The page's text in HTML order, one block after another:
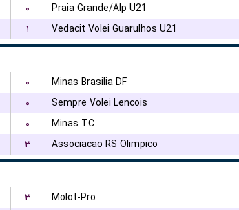
۰ Praia Grande/Alp U21
۱ Vedacit Volei Guarulhos U21
۰ Minas Brasilia DF
۰ Sempre Volei Lencois
۰ Minas TC
۳ Associacao RS Olimpico
۳ Molot-Pro